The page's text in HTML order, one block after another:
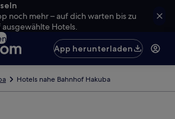
noch mehr – auf dich warten bis zu
ausgewählte Hotels.
App herunterladen
Hotels nahe Bahnhof Hakuba